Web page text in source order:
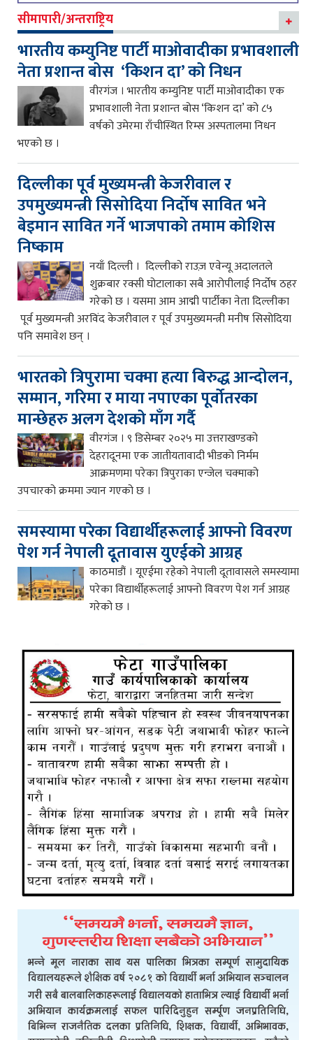
सीमापारी/अन्तराष्ट्रिय
भारतीय कम्युनिष्ट पार्टी माओवादीका प्रभावशाली
नेता प्रशान्त बोस ‘किशन दा’ को निधन
वीरगंज । भारतीय कम्युनिष्ट पार्टी माओवादीका एक
प्रभावशाली नेता प्रशान्त बोस ‘किशन दा’ को ८५
वर्षको उमेरमा राँचीस्थित रिम्स अस्पतालमा निधन
भएको छ ।
दिल्लीका पूर्व मुख्यमन्त्री केजरीवाल र
उपमुख्यमन्त्री सिसोदिया निर्दोष सावित भने
बेइमान सावित गर्ने भाजपाको तमाम कोशिस
निष्काम
नयाँ दिल्ली । दिल्लीको राउज़ एवेन्यू अदालतले
शुक्रबार रक्सी घोटालाका सबै आरोपीलाई निर्दोष ठहर
गरेको छ । यसमा आम आद्मी पार्टीका नेता दिल्लीका
पूर्व मुख्यमन्त्री अरविंद केजरीवाल र पूर्व उपमुख्यमन्त्री मनीष सिसोदिया
पनि समावेश छन् ।
भारतको त्रिपुरामा चक्मा हत्या बिरुद्ध आन्दोलन,
सम्मान, गरिमा र माया नपाएका पूर्वोतरका
मान्छेहरु अलग देशको माँग गर्दै
वीरगंज । ९ डिसेम्बर २०२५ मा उत्तराखण्डको
देहरादूनमा एक जातीयतावादी भीडको निर्मम
आक्रमणमा परेका त्रिपुराका एन्जेल चक्माको
उपचारको क्रममा ज्यान गएको छ ।
समस्यामा परेका विद्यार्थीहरूलाई आफ्नो विवरण
पेश गर्न नेपाली दूतावास युएईको आग्रह
काठमाडौं । यूएईमा रहेको नेपाली दूतावासले समस्यामा
परेका विद्यार्थीहरूलाई आफ्नो विवरण पेश गर्न आग्रह
गरेको छ ।